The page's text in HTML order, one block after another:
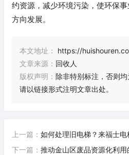
约资源，减少环境污染，使环保
方向发展。
本文地址：
https://
文章来源： 回收人
版权声明： 除非特别标注，否则
请以链接形式注明文章出处。
上一篇： 如何处理旧电梯？来福士电
下一篇： 推动金山区废品资源化利